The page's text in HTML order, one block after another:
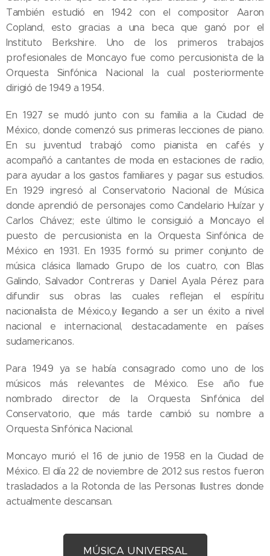
También estudió en 1942 con el compositor Aaron
Copland, esto gracias a una beca que ganó por el
Instituto Berkshire. Uno de los primeros trabajos
profesionales de Moncayo fue como percusionista de la
Orquesta Sinfónica Nacional la cual posteriormente
dirigió de 1949 a 1954.
En 1927 se mudó junto con su familia a la Ciudad de
México, donde comenzó sus primeras lecciones de piano.
En su juventud trabajó como pianista en cafés y
acompañó a cantantes de moda en estaciones de radio,
para ayudar a los gastos familiares y pagar sus estudios.
En 1929 ingresó al Conservatorio Nacional de Música
donde aprendió de personajes como Candelario Huízar y
Carlos Chávez; este último le consiguió a Moncayo el
puesto de percusionista en la Orquesta Sinfónica de
México en 1931. En 1935 formó su primer conjunto de
música clásica llamado Grupo de los cuatro, con Blas
Galindo, Salvador Contreras y Daniel Ayala Pérez para
difundir sus obras las cuales reflejan el espíritu
nacionalista de México,y llegando a ser un éxito a nivel
nacional e internacional, destacadamente en países
sudamericanos.
Para 1949 ya se había consagrado como uno de los
músicos más relevantes de México. Ese año fue
nombrado director de la Orquesta Sinfónica del
Conservatorio, que más tarde cambió su nombre a
Orquesta Sinfónica Nacional.
Moncayo murió el 16 de junio de 1958 en la Ciudad de
México. El día 22 de noviembre de 2012 sus restos fueron
trasladados a la Rotonda de las Personas Ilustres donde
actualmente descansan.
MÚSICA UNIVERSAL